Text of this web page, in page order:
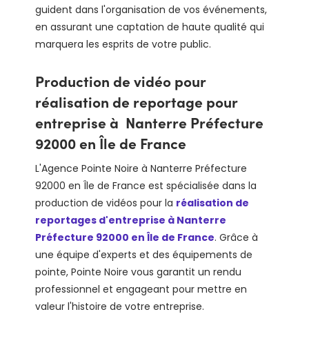
guident dans l'organisation de vos événements,
en assurant une captation de haute qualité qui
marquera les esprits de votre public.
Production de vidéo pour
réalisation de reportage pour
entreprise à Nanterre Préfecture
92000 en Île de France
L'Agence Pointe Noire à Nanterre Préfecture
92000 en Île de France est spécialisée dans la
production de vidéos pour la réalisation de
reportages d'entreprise à Nanterre
Préfecture 92000 en Île de France. Grâce à
une équipe d'experts et des équipements de
pointe, Pointe Noire vous garantit un rendu
professionnel et engageant pour mettre en
valeur l'histoire de votre entreprise.